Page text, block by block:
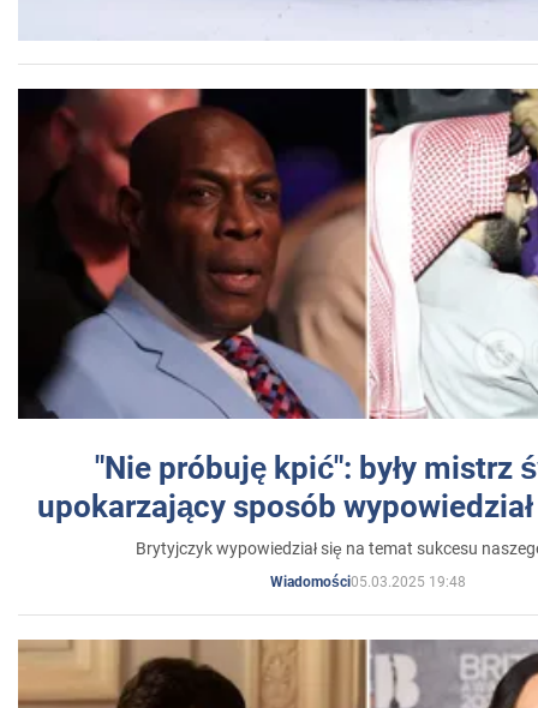
"Nie próbuję kpić": były mistrz
upokarzający sposób
Brytyjczyk wypowiedział się na temat sukcesu
Wiadomości05.03.2025 19:48